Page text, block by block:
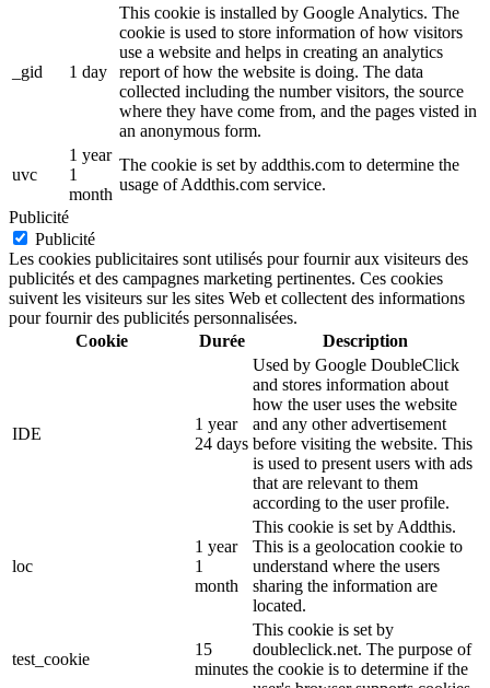
_gid 1 day
This cookie is installed by Google Analytics. The
cookie is used to store information of how visitors
use a website and helps in creating an analytics
report of how the website is doing. The data
collected including the number visitors, the source
where they have come from, and the pages visted in
an anonymous form.
uvc
1 year
1
month
The cookie is set by addthis.com to determine the
usage of Addthis.com service.
Publicité
Publicité
Les cookies publicitaires sont utilisés pour fournir aux visiteurs des
publicités et des campagnes marketing pertinentes. Ces cookies
suivent les visiteurs sur les sites Web et collectent des informations
pour fournir des publicités personnalisées.
Cookie
Durée Description
IDE
1 year
24 days
Used by Google DoubleClick
and stores information about
how the user uses the website
and any other advertisement
before visiting the website. This
is used to present users with ads
that are relevant to them
according to the user profile.
loc
1 year
1
month
This cookie is set by Addthis.
This is a geolocation cookie to
understand where the users
sharing the information are
located.
test_cookie
15
minutes
This cookie is set by
doubleclick.net. The purpose of
the cookie is to determine if the